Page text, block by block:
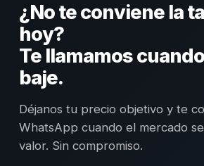
¿No te conviene la
hoy?
Te llamamos
baje.
Déjanos tu precio objetivo y te
WhatsApp cuando el mercado
valor. Sin compromiso.